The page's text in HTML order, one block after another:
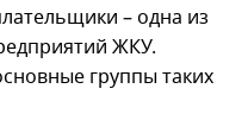
– одна из
ЖКУ.
группы таких